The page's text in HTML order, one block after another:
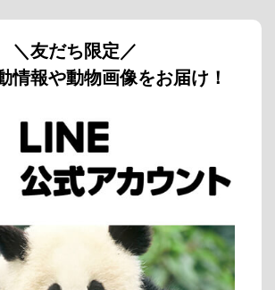
＼友だち限定／
情報や動物画像をお届け！